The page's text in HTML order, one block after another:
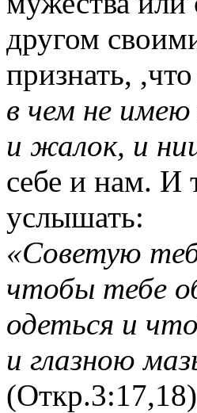
другом
признать, ,что
в чем не
и жалок, и
себе и нам. И
услышать:
«Советую
чтобы тебе
одеться и
и глазною
(Откр.3:17,18)